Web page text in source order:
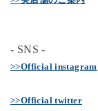
- SNS -
>>Official instagram
>>Official twitter